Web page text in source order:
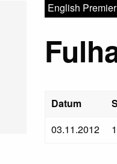
English
Datum
03.11.2012